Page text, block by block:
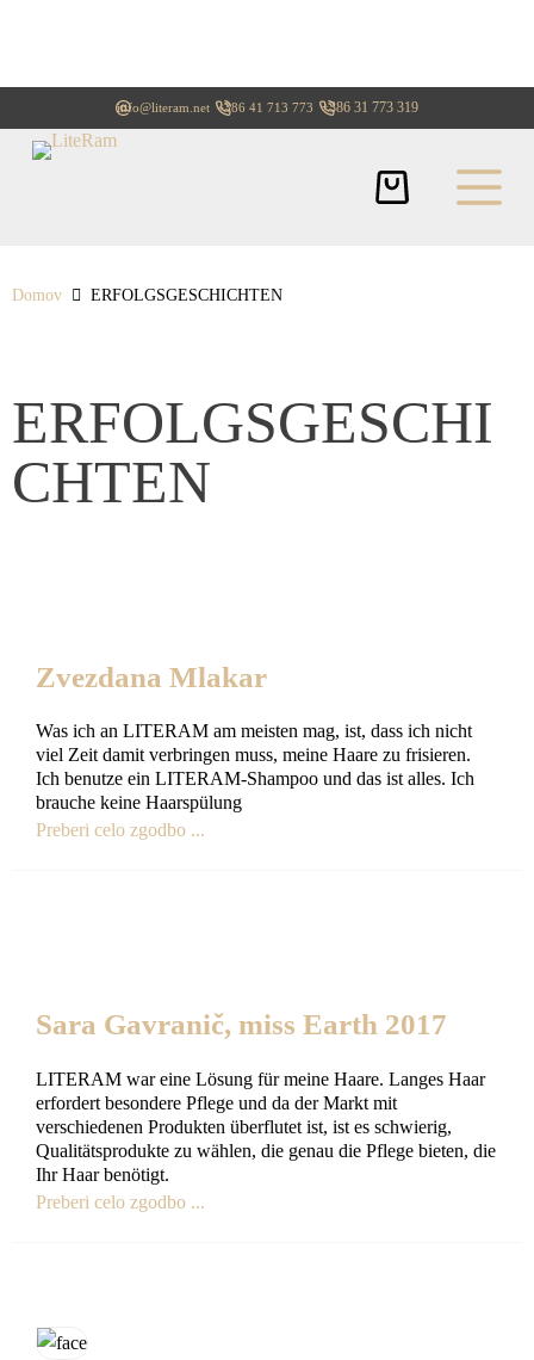
info@literam.net +386 41 713 773 +386 31 773 319
Domov ERFOLGSGESCHICHTEN
ERFOLGSGESCHI
CHTEN
Zvezdana Mlakar
Was ich an LITERAM am meisten mag, ist, dass ich nicht
viel Zeit damit verbringen muss, meine Haare zu frisieren.
Ich benutze ein LITERAM-Shampoo und das ist alles. Ich
brauche keine Haarspülung
Preberi celo zgodbo ...
Sara Gavranič, miss Earth 2017
LITERAM war eine Lösung für meine Haare. Langes Haar
erfordert besondere Pflege und da der Markt mit
verschiedenen Produkten überflutet ist, ist es schwierig,
Qualitätsprodukte zu wählen, die genau die Pflege bieten, die
Ihr Haar benötigt.
Preberi celo zgodbo ...